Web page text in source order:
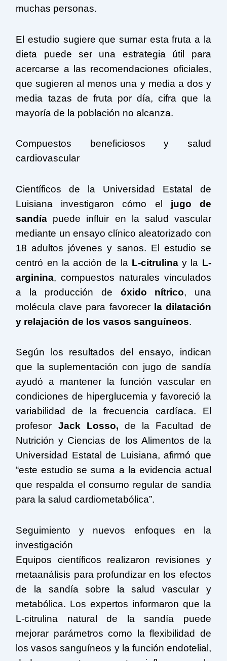
muchas personas.
El estudio sugiere que sumar esta fruta a la
dieta puede ser una estrategia útil para
acercarse a las recomendaciones oficiales,
que sugieren al menos una y media a dos y
media tazas de fruta por día, cifra que la
mayoría de la población no alcanza.
Compuestos beneficiosos y salud
cardiovascular
Científicos de la Universidad Estatal de
Luisiana investigaron cómo el jugo de
sandía puede influir en la salud vascular
mediante un ensayo clínico aleatorizado con
18 adultos jóvenes y sanos. El estudio se
centró en la acción de la L-citrulinay la L-
arginina, compuestos naturales vinculados
a la producción de óxido nítrico, una
molécula clave para favorecer la dilatación
y relajación de los vasos sanguíneos.
Según los resultados del ensayo, indican
que la suplementación con jugo de sandía
ayudó a mantener la función vascular en
condiciones de hiperglucemia y favoreció la
variabilidad de la frecuencia cardíaca. El
profesor Jack Losso, de la Facultad de
Nutrición y Ciencias de los Alimentos de la
Universidad Estatal de Luisiana, afirmó que
“este estudio se suma a la evidencia actual
que respalda el consumo regular de sandía
para la salud cardiometabólica”.
Seguimiento y nuevos enfoques en la
investigación
Equipos científicos realizaron revisiones y
metaanálisis para profundizar en los efectos
de la sandía sobre la salud vascular y
metabólica. Los expertos informaron que la
L-citrulina natural de la sandía puede
mejorar parámetros como la flexibilidad de
los vasos sanguíneos y la función endotelial,